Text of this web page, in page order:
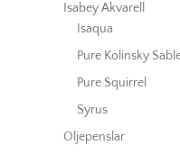
Isabey Akvarell
Isaqua
Pure Kolinsky
Pure Squirrel
Syrus
Oljepenslar